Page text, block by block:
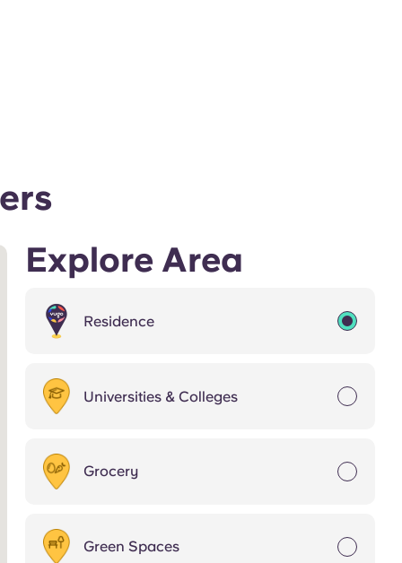
Explore Area
Residence
Universities & Colleges
Grocery
Green Spaces